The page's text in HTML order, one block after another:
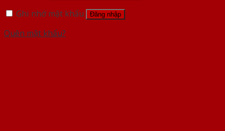
Ghi nhớ mật khẩu
Đăng nhập
Quên mật khẩu?